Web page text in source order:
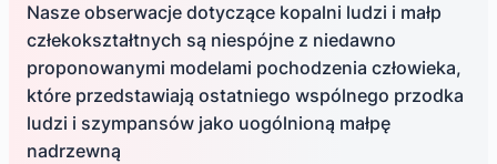
Nasze obserwacje dotyczące kopalni ludzi i małp
człekokształtnych są niespójne z niedawno
proponowanymi modelami pochodzenia człowieka,
które przedstawiają ostatniego wspólnego przodka
ludzi i szympansów jako uogólnioną małpę
nadrzewną